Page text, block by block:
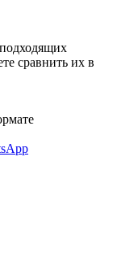
сравнить их в